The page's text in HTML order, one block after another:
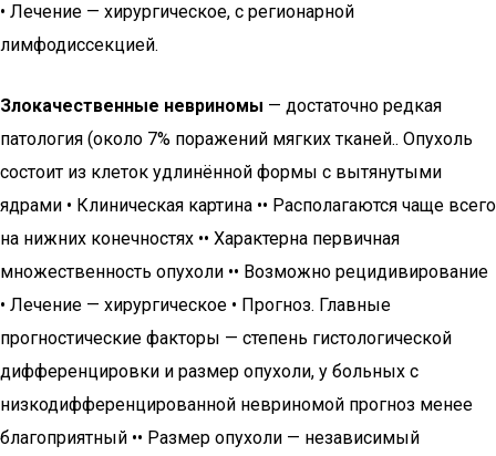
• Лечение — хирургическое, с регионарной
лимфодиссекцией.
Злокачественные невриномы — достаточно редкая
патология (около 7% поражений мягких тканей.. Опухоль
состоит из клеток удлинённой формы с вытянутыми
ядрами • Клиническая картина •• Располагаются чаще всего
на нижних конечностях •• Характерна первичная
множественность опухоли •• Возможно рецидивирование
• Лечение — хирургическое • Прогноз. Главные
прогностические факторы — степень гистологической
дифференцировки и размер опухоли, у больных с
низкодифференцированной невриномой прогноз менее
благоприятный •• Размер опухоли — независимый